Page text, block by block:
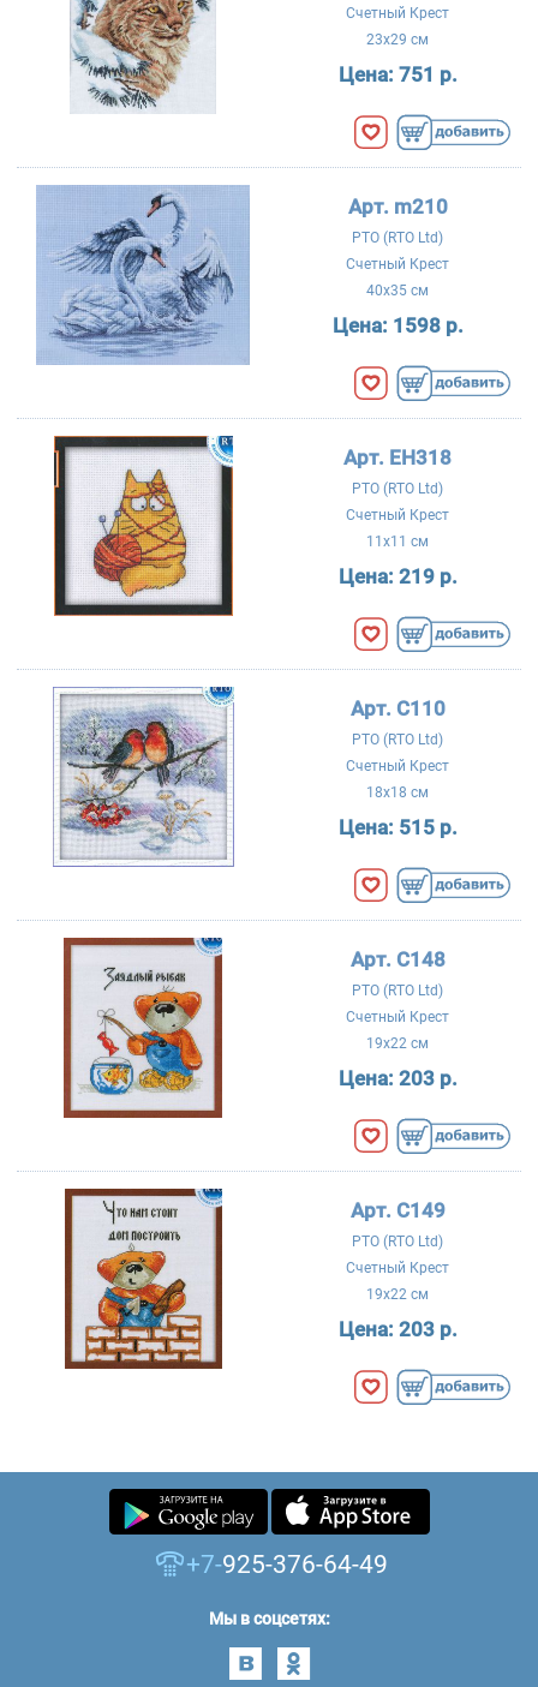
Счетный Крест
23x29 см
Цена: 751 р.
Арт. m210
РТО (RTO Ltd)
Счетный Крест
40x35 см
Цена: 1598 р.
Арт. EH318
РТО (RTO Ltd)
Счетный Крест
11x11 см
Цена: 219 р.
Арт. C110
РТО (RTO Ltd)
Счетный Крест
18x18 см
Цена: 515 р.
Арт. C148
РТО (RTO Ltd)
Счетный Крест
19x22 см
Цена: 203 р.
Арт. C149
РТО (RTO Ltd)
Счетный Крест
19x22 см
Цена: 203 р.
+7-925-376-64-49
Мы в соцсетях: